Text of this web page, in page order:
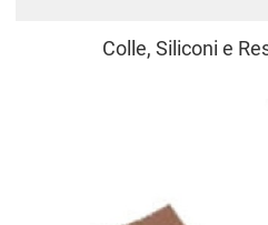
Colle, Siliconi e